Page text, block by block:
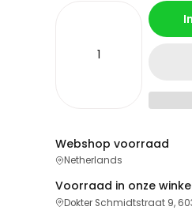
Webshop voorraad
Netherlands
Voorraad in onze
Dokter Schmidtstraat 9,